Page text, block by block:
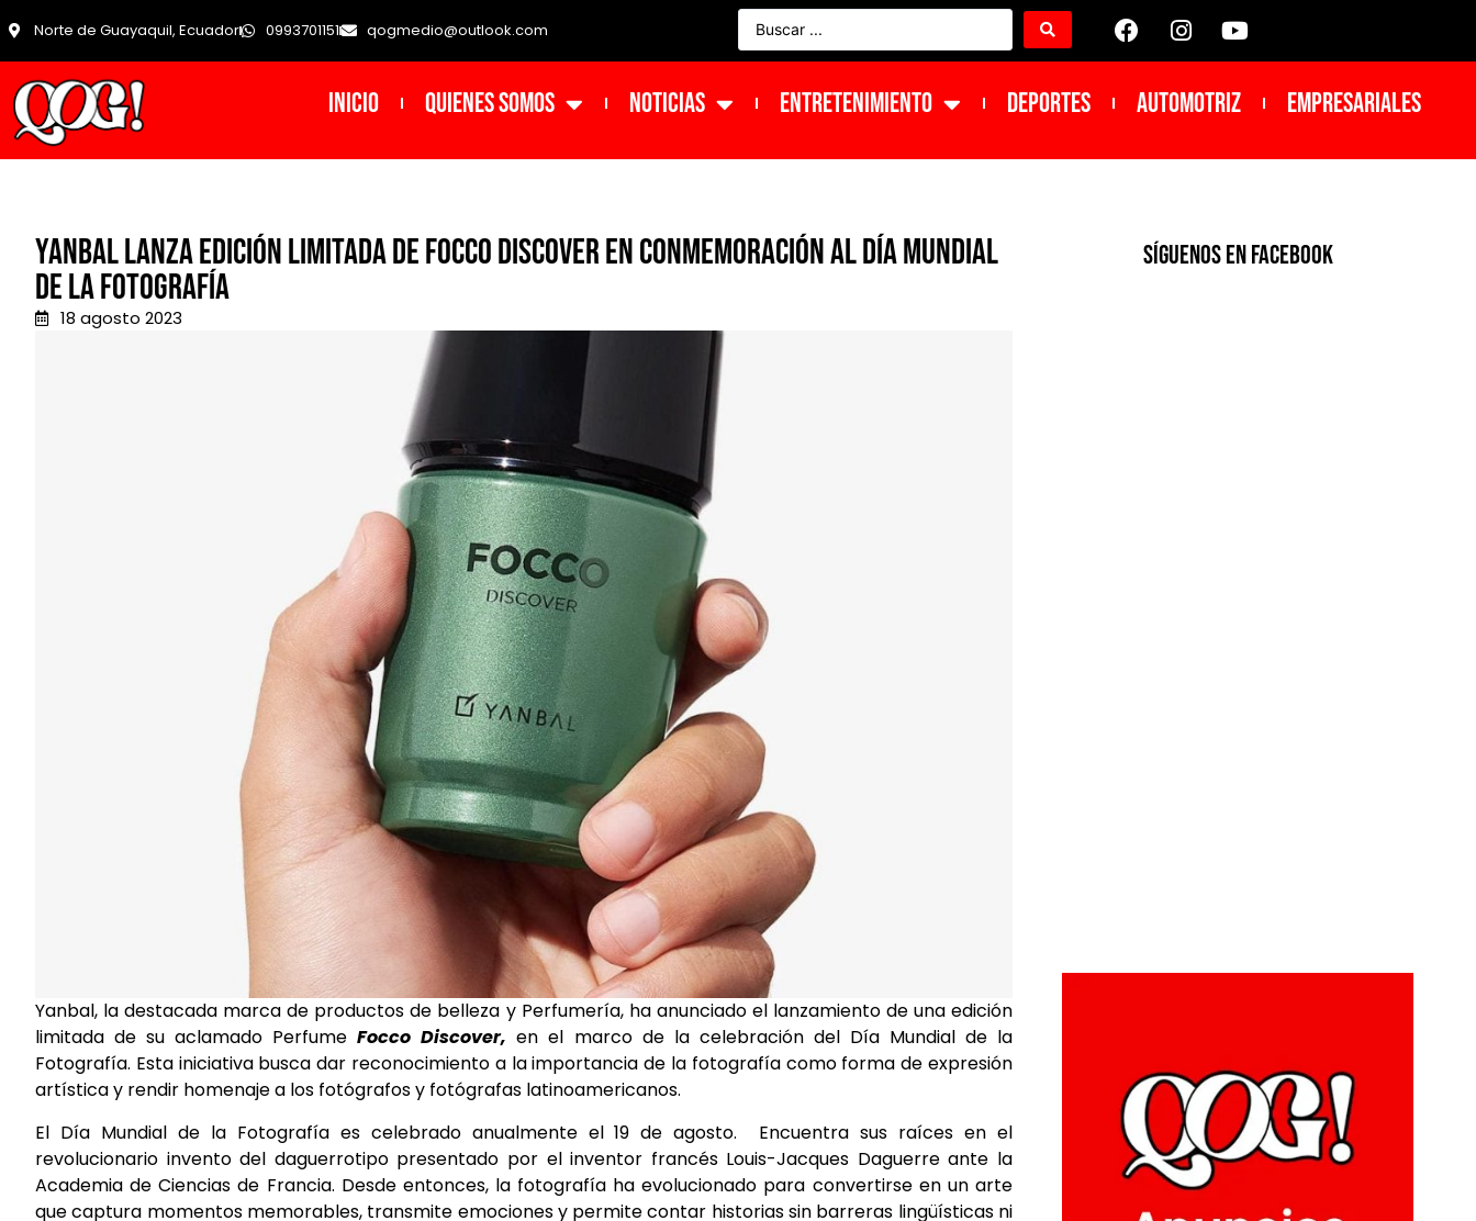
Norte de Guayaquil, Ecuador 0993701151 qogmedio@outlook.com
INICIO Quienes Somos NOTICIAS ENTRETENIMIENTO DEPORTES Automotriz Empresariales
Yanbal lanza edición limitada de Focco Discover en conmemoración al Día Mundial
de la fotografía
18 agosto 2023
Yanbal, la destacada marca de productos de belleza y Perfumería, ha anunciado el lanzamiento de una edición
limitada de su aclamado PerfumeFocco Discover,en el marco de la celebración del Día Mundial de la
Fotografía. Esta iniciativa busca dar reconocimiento a la importancia de la fotografía como forma de expresión
artística y rendir homenaje a los fotógrafos y fotógrafas latinoamericanos.
El Día Mundial de la Fotografía es celebrado anualmente el 19 de agosto. Encuentra sus raíces en el
revolucionario invento del daguerrotipo presentado por el inventor francés Louis-Jacques Daguerre ante la
Academia de Ciencias de Francia. Desde entonces, la fotografía ha evolucionado para convertirse en un arte
que captura momentos memorables, transmite emociones y permite contar historias sin barreras lingüísticas ni
SíGUENOS EN FACEBOOK